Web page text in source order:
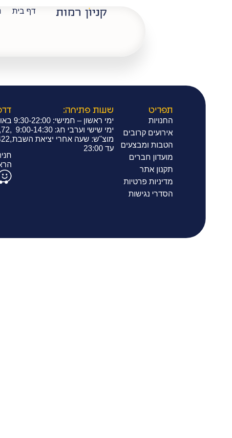
דף בית
תפריט
החנויות
אירועים קרובים
הטבות ומבצעים
מועדון חברים
תקנון אתר
מדיניות פרטיות
הסדרי נגישות
שעות פתיחה:
ימי ראשון – חמישי: 9:30-22:00
ימי שישי וערבי חג: 9:00-14:30
מוצ"ש: שעה אחרי יציאת השבת
עד 23:00
,422